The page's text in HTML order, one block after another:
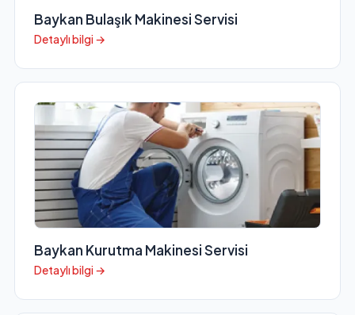
Baykan Bulaşık Makinesi Servisi
Detaylı bilgi →
Baykan Kurutma Makinesi Servisi
Detaylı bilgi →